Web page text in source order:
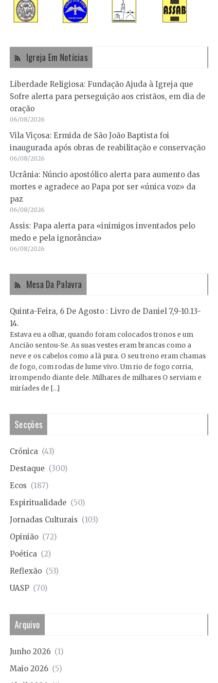
Igreja Em Notícias
Liberdade Religiosa: Fundação Ajuda à Igreja que
Sofre alerta para perseguição aos cristãos, em dia de
oração
06/08/2026
Vila Viçosa: Ermida de São João Baptista foi
inaugurada após obras de reabilitação e conservação
06/08/2026
Ucrânia: Núncio apostólico alerta para aumento das
mortes e agradece ao Papa por ser «única voz» da
paz
06/08/2026
Assis: Papa alerta para «inimigos inventados pelo
medo e pela ignorância»
06/08/2026
Mesa Da Palavra
Quinta-Feira, 6 De Agosto : Livro de Daniel 7,9-10.13-
14.
Estava eu a olhar, quando foram colocados tronos e um
Ancião sentou-Se. As suas vestes eram brancas como a
neve e os cabelos como a lã pura. O seu trono eram chamas
de fogo, com rodas de lume vivo. Um rio de fogo corria,
irrompendo diante dele. Milhares de milhares O serviam e
miríades de […]
Secções
Crónica (43)
Destaque (300)
Ecos (187)
Espiritualidade (50)
Jornadas Culturais (103)
Opinião (72)
Poética (2)
Reflexão (53)
UASP (70)
Arquivo
Junho 2026 (1)
Maio 2026 (5)